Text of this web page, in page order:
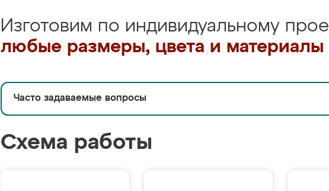
Изготовим по индивидуальному
любые размеры, цвета и материалы
Часто задаваемые вопросы
Схема работы